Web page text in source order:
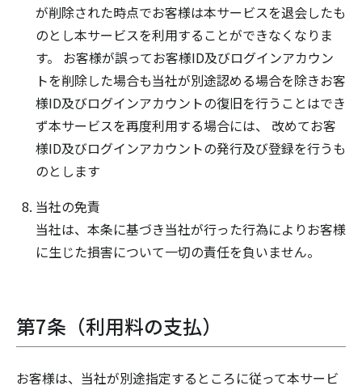
が削除された時点でお客様は本サービスを退会したも
のとし本サービスを利用することができなくなりま
す。 お客様が誤ってお客様ID及びログインアカウン
トを削除した場合も当社が別途認める場合を除きお客
様ID及びログインアカウントの復旧を行うことはでき
ず本サービスを再度利用する場合には、 改めてお客
様ID及びログインアカウントの発行及び登録を行うも
のとします
当社の免責
当社は、本条に基づき当社が行った行為によりお客様
に生じた損害について一切の責任を負いません。
第7条（利用料の支払）
お客様は、当社が別途指定するところに従って本サービ